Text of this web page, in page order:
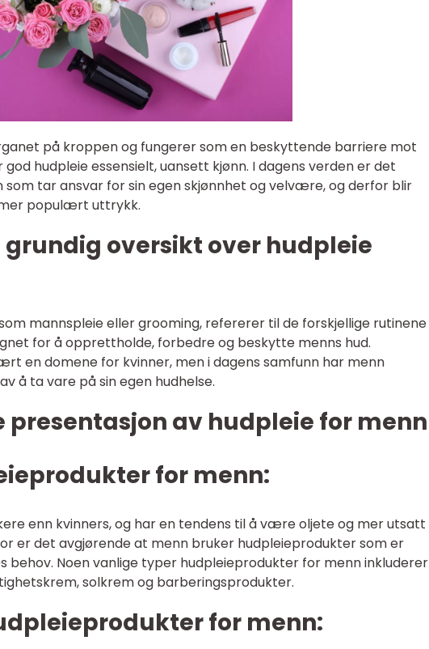
på kroppen og fungerer som en beskyttende barriere mot
hudpleie essensielt, uansett kjønn. I dagens verden er det
tar ansvar for sin egen skjønnhet og velvære, og derfor blir
populært uttrykk.
grundig oversikt over hudpleie
mannspleie eller grooming, refererer til de forskjellige rutinene
for å opprettholde, forbedre og beskytte menns hud.
en domene for kvinner, men i dagens samfunn har menn
å ta vare på sin egen hudhelse.
presentasjon av hudpleie for menn
for menn:
enn kvinners, og har en tendens til å være oljete og mer utsatt
er det avgjørende at menn bruker hudpleieprodukter som er
behov. Noen vanlige typer hudpleieprodukter for menn inkluderer
solkrem og barberingsprodukter.
for menn: